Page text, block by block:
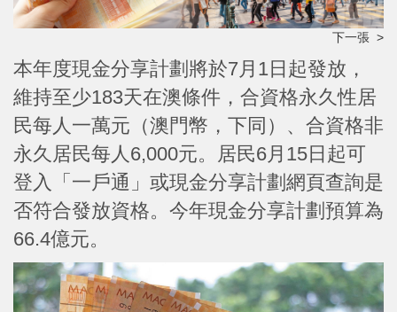
下一張 >
本年度現金分享計劃將於7月1日起發放，
維持至少183天在澳條件，合資格永久性居
民每人一萬元（澳門幣，下同）、合資格非
永久居民每人6,000元。居民6月15日起可
登入「一戶通」或現金分享計劃網頁查詢是
否符合發放資格。今年現金分享計劃預算為
66.4億元。